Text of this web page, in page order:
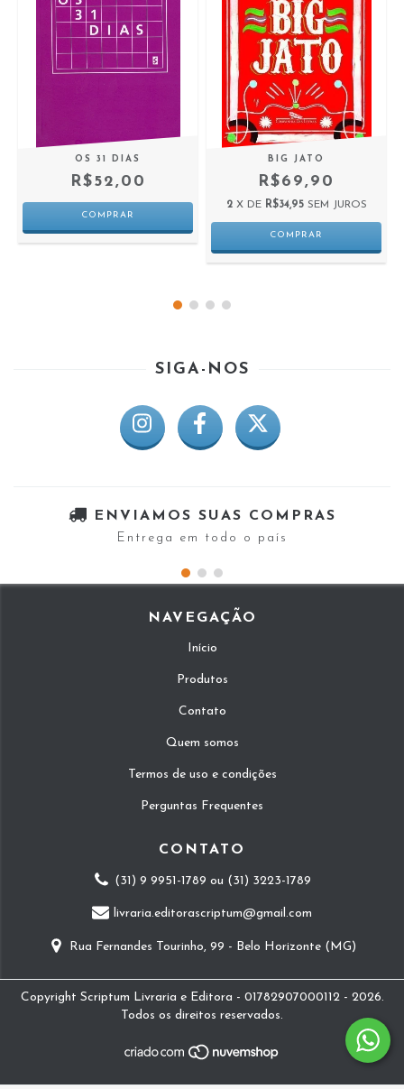
OS 31 DIAS
R$52,00
BIG JATO
R$69,90
2 X DE R$34,95 SEM JUROS
SIGA-NOS
ENVIAMOS SUAS COMPRAS
Entrega em todo o país
NAVEGAÇÃO
Início
Produtos
Contato
Quem somos
Termos de uso e condições
Perguntas Frequentes
CONTATO
(31) 9 9951-1789 ou (31) 3223-1789
livraria.editorascriptum@gmail.com
Rua Fernandes Tourinho, 99 - Belo Horizonte (MG)
Copyright Scriptum Livraria e Editora - 01782907000112 - 2026.
Todos os direitos reservados.